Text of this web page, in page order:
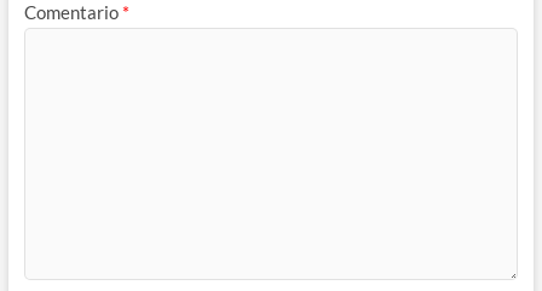
Comentario *